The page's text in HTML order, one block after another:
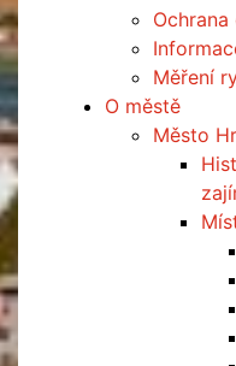
Ochrana
Měření
O městě
Město